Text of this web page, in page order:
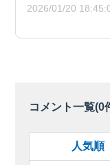
2026/01/20
コメント一覧(0
人気順